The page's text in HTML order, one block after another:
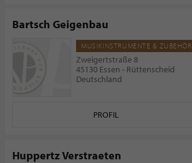
Bartsch Geigenbau
MUSIKINSTRUMENTE & ZUBEHÖR
Zweigertstraße 8
45130 Essen - Rüttenscheid
Deutschland
PROFIL
Huppertz Verstraeten